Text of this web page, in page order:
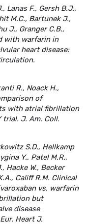
Lanas F., Gersh B.J.,
M.C., Bartunek J.,
J., Granger C.B.,
with warfarin in
heart disease:
R., Noack H.,
of
with atrial fibrillation
trial. J. Am. Coll.
S.D., Hellkamp
Y., Patel M.R.,
Hacke W., Becker
Califf R.M. Clinical
vs. warfarin
but
disease
Heart J.